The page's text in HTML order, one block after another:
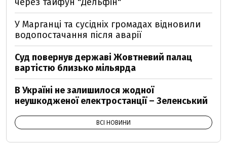
через тайфун "Дельфін"
У Марганці та сусідніх громадах відновили
водопостачання після аварії
Суд повернув державі Жовтневий палац
вартістю близько мільярда
В Україні не залишилося жодної
неушкодженої електростанції – Зеленський
ВСІ НОВИНИ